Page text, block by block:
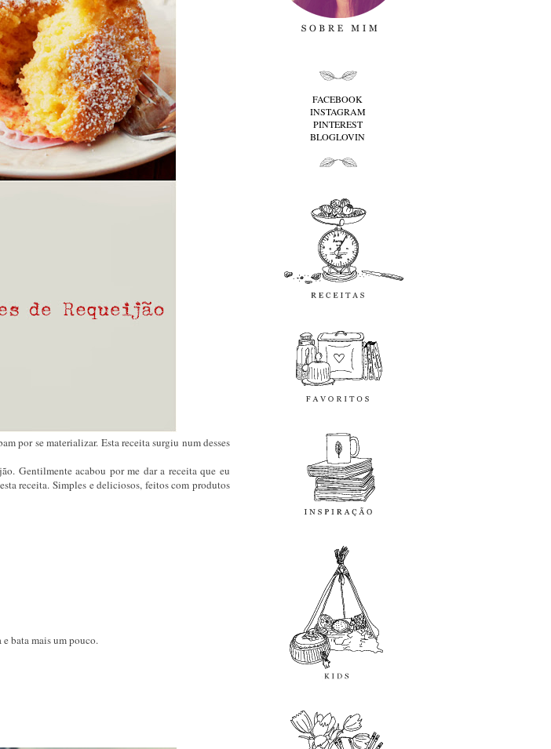
por se materializar. Esta receita surgiu num desses
Gentilmente acabou por me dar a receita que eu
receita. Simples e deliciosos, feitos com produtos
bata mais um pouco.
FACEBOOK
INSTAGRAM
PINTEREST
BLOGLOVIN